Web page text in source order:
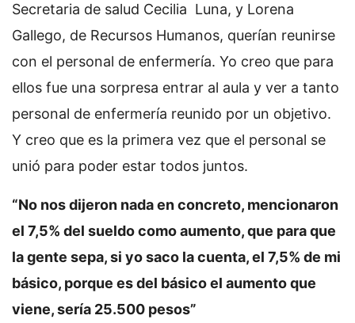
Secretaria de salud Cecilia Luna, y Lorena
Gallego, de Recursos Humanos, querían reunirse
con el personal de enfermería. Yo creo que para
ellos fue una sorpresa entrar al aula y ver a tanto
personal de enfermería reunido por un objetivo.
Y creo que es la primera vez que el personal se
unió para poder estar todos juntos.
“No nos dijeron nada en concreto, mencionaron
el 7,5% del sueldo como aumento, que para que
la gente sepa, si yo saco la cuenta, el 7,5% de mi
básico, porque es del básico el aumento que
viene, sería 25.500 pesos”